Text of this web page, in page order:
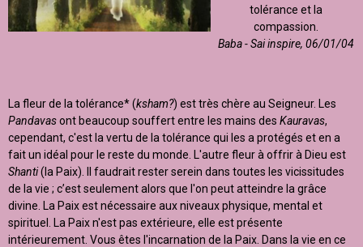
tolérance et la
compassion.
Baba - Sai inspire, 06/01/04
La fleur de la tolérance* (ksham?) est très chère au Seigneur. Les
Pandavasont beaucoup souffert entre les mains des Kauravas,
cependant, c'est la vertu de la tolérance qui les a protégés et en a
fait un idéal pour le reste du monde. L'autre fleur à offrir à Dieu est
Shanti(la Paix). Il faudrait rester serein dans toutes les vicissitudes
de la vie ; c’est seulement alors que l'on peut atteindre la grâce
divine. La Paix est nécessaire aux niveaux physique, mental et
spirituel. La Paix n'est pas extérieure, elle est présente
intérieurement. Vous êtes l'incarnation de la Paix. Dans la vie en ce